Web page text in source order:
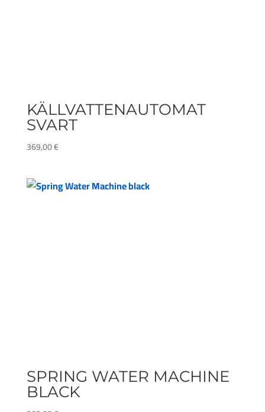
KÄLLVATTENAUTOMAT
SVART
369,00€
SPRING WATER MACHINE
BLACK